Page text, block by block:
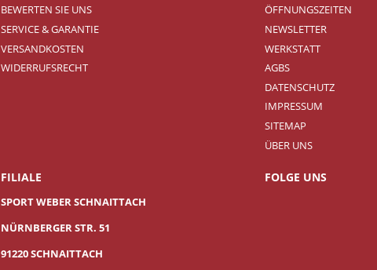
BEWERTEN SIE UNS
SERVICE & GARANTIE
VERSANDKOSTEN
WIDERRUFSRECHT
ÖFFNUNGSZEITEN
NEWSLETTER
WERKSTATT
AGBS
DATENSCHUTZ
IMPRESSUM
SITEMAP
ÜBER UNS
FILIALE
SPORT WEBER SCHNAITTACH
NÜRNBERGER STR. 51
91220 SCHNAITTACH
FOLGE UNS